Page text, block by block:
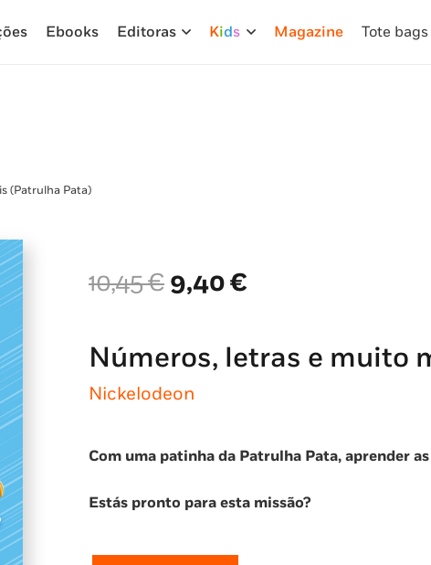
Ebooks Editoras Kids Magazine Tote bags
(Patrulha Pata)
10,45€ O
preço
era:
10,45 €.
9,40€
é:
9,40 €.
Números, letras e muito
Nickelodeon
Com uma patinha da Patrulha Pata, aprender
Estás pronto para esta missão?